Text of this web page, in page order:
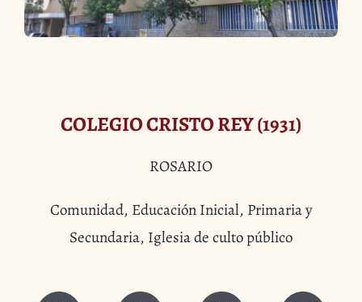
COLEGIO CRISTO REY (1931)
ROSARIO
Comunidad, Educación Inicial, Primaria y
Secundaria, Iglesia de culto público